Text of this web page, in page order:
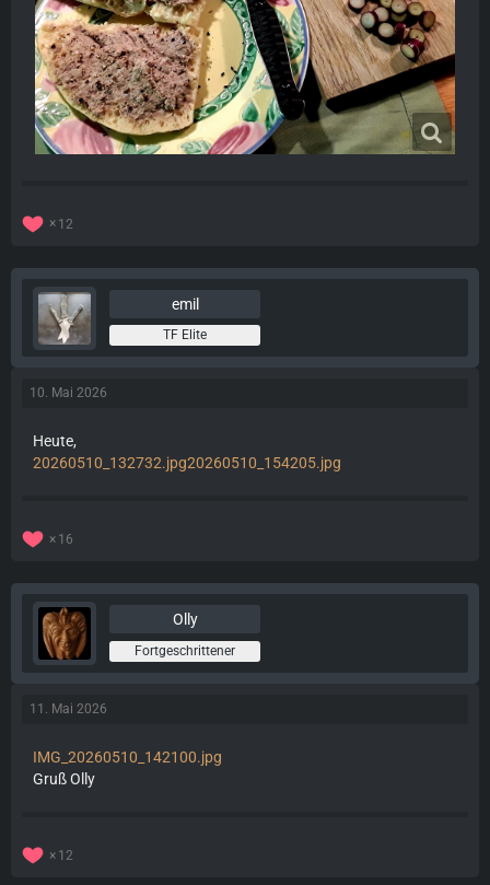
12
emil
TF Elite
10. Mai 2026
Heute,
20260510_132732.jpg20260510_154205.jpg
16
Olly
Fortgeschrittener
11. Mai 2026
IMG_20260510_142100.jpg
Gruß Olly
12